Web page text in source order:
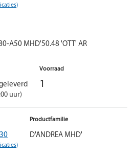
A50 MHD'50.48 'OTT' AR
uur)
Voorraad
1
Productfamilie
D'ANDREA MHD'